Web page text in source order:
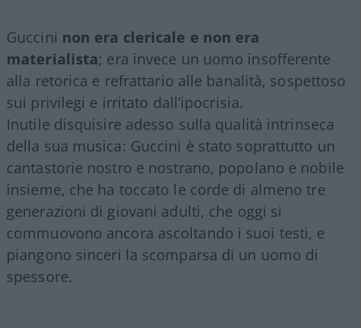
Guccini non era clericale e non era
materialista; era invece un uomo insofferente
alla retorica e refrattario alle banalità, sospettoso
sui privilegi e irritato dall’ipocrisia.
Inutile disquisire adesso sulla qualità intrinseca
della sua musica: Guccini è stato soprattutto un
cantastorie nostro e nostrano, popolano e nobile
insieme, che ha toccato le corde di almeno tre
generazioni di giovani adulti, che oggi si
commuovono ancora ascoltando i suoi testi, e
piangono sinceri la scomparsa di un uomo di
spessore.